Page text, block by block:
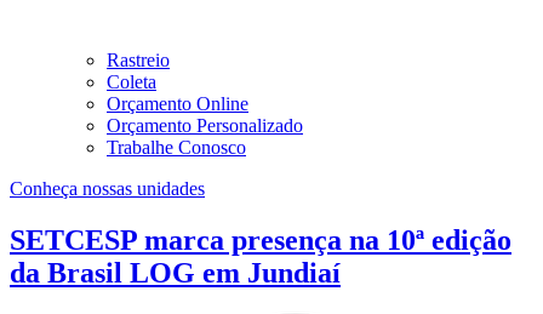
Rastreio
Coleta
Orçamento Online
Orçamento Personalizado
Trabalhe Conosco
Conheça nossas unidades
SETCESP marca presença na 10ª edição
da Brasil LOG em Jundiaí